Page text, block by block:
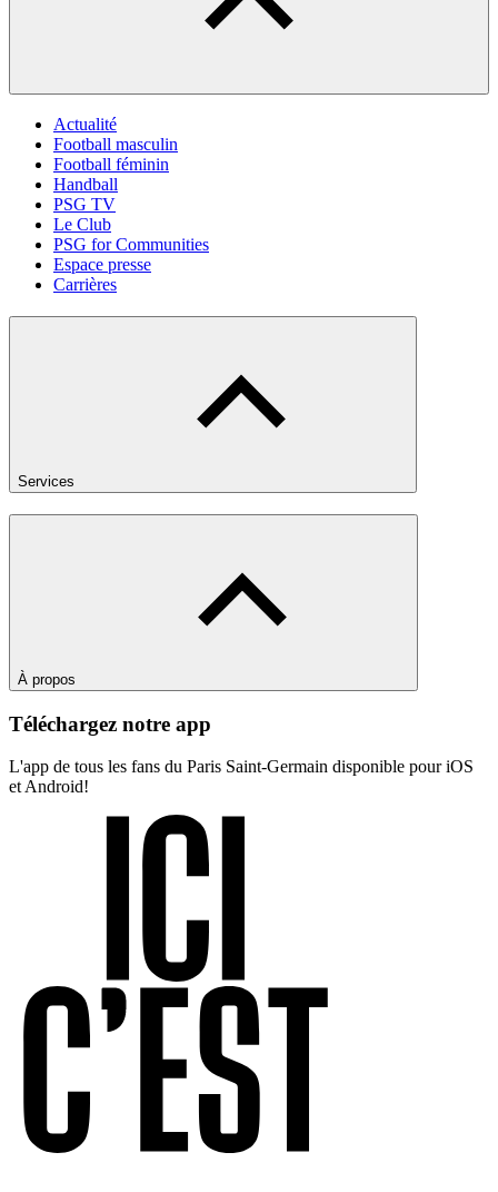
Actualité
Football masculin
Football féminin
Handball
PSG TV
Le Club
PSG for Communities
Espace presse
Carrières
Services
À propos
Téléchargez notre app
L'app de tous les fans du Paris Saint-Germain disponible pour iOS
et Android!